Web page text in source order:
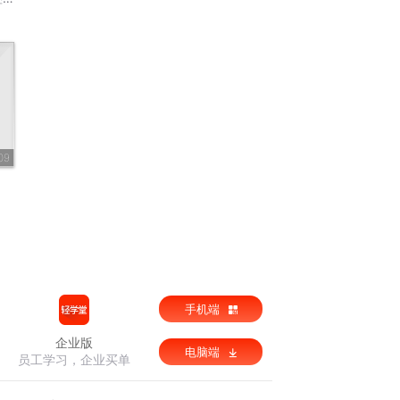
企业版
员工学习，企业买单
手机端
电脑端